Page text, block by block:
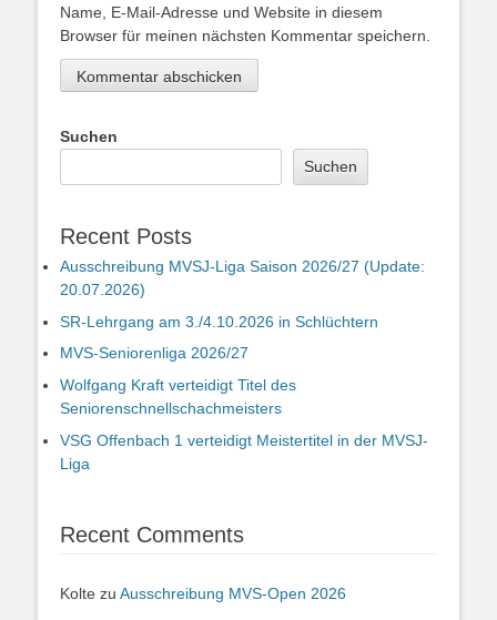
Name, E-Mail-Adresse und Website in diesem
Browser für meinen nächsten Kommentar speichern.
Suchen
Suchen
Recent Posts
Ausschreibung MVSJ-Liga Saison 2026/27 (Update:
20.07.2026)
SR-Lehrgang am 3./4.10.2026 in Schlüchtern
MVS-Seniorenliga 2026/27
Wolfgang Kraft verteidigt Titel des
Seniorenschnellschachmeisters
VSG Offenbach 1 verteidigt Meistertitel in der MVSJ-
Liga
Recent Comments
Kolte zu Ausschreibung MVS-Open 2026